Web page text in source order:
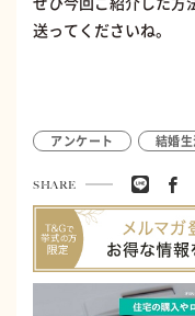
送ってくださいね。
アンケート 結婚
SHARE